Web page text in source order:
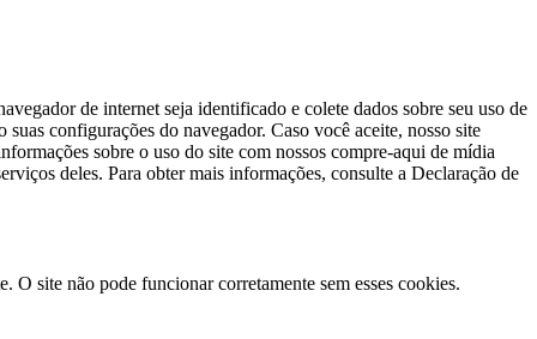
de internet seja identificado e colete dados sobre seu uso de
configurações do navegador. Caso você aceite, nosso site
sobre o uso do site com nossos compre-aqui de mídia
deles. Para obter mais informações, consulte a Declaração de
O site não pode funcionar corretamente sem esses cookies.